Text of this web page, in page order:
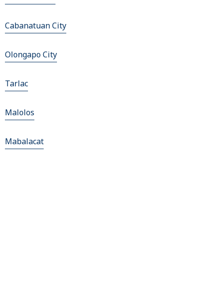
Cabanatuan City
Olongapo City
Tarlac
Malolos
Mabalacat